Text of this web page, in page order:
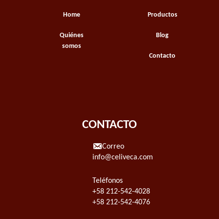
Home
Quiénes
somos
Productos
Blog
Contacto
CONTACTO
Correo
info@celiveca.com
Teléfonos
+58 212-542-4028
+58 212-542-4076